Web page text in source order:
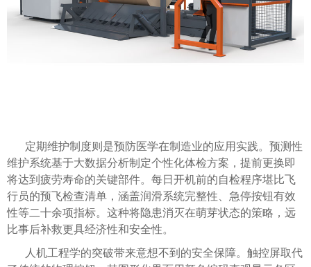
定期维护制度则是预防医学在制造业的应用实践。预测性
维护系统基于大数据分析制定个性化体检方案，提前更换即
将达到疲劳寿命的关键部件。每日开机前的自检程序堪比飞
行员的预飞检查清单，涵盖润滑系统完整性、急停按钮有效
性等二十余项指标。这种将隐患消灭在萌芽状态的策略，远
比事后补救更具经济性和安全性。
人机工程学的突破带来意想不到的安全保障。触控屏取代